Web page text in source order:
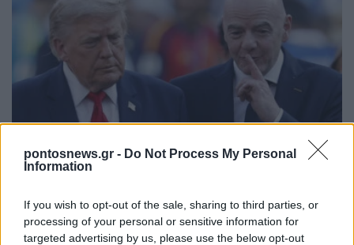
pontosnews.gr - Do Not Process My Personal
Information
If you wish to opt-out of the sale, sharing to third parties, or
processing of your personal or sensitive information for
targeted advertising by us, please use the below opt-out
FIFA: Ο Ινφαντίνο αναζητά «σωσίβιο» στον Τραμπ
3/08/2026 - 7:12μμ